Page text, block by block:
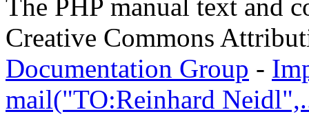
The PHP manual text and
Creative Commons
Documentation Group -
mail("TO:Reinhard